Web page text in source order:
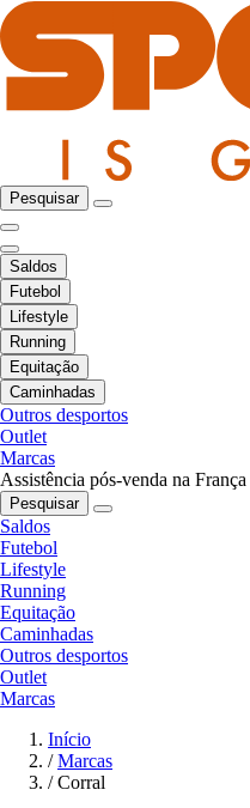
Pesquisar
Saldos
Futebol
Lifestyle
Running
Equitação
Caminhadas
Outros desportos
Outlet
Marcas
Assistência pós-venda na França
Pesquisar
Saldos
Futebol
Lifestyle
Running
Equitação
Caminhadas
Outros desportos
Outlet
Marcas
Início
/ Marcas
/ Corral